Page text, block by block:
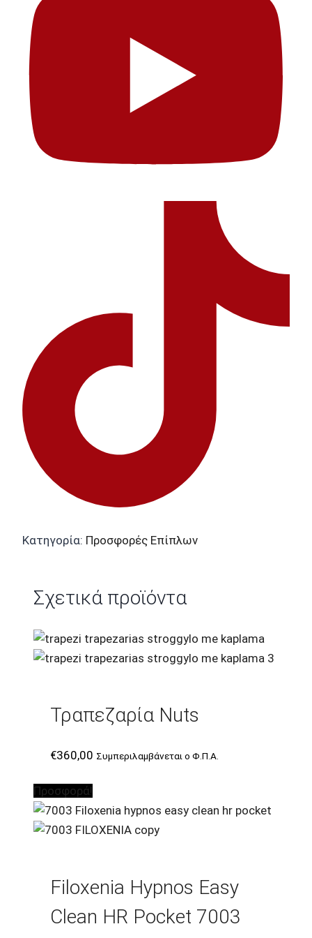
Κατηγορία: Προσφορές Επίπλων
Σχετικά προϊόντα
Τραπεζαρία Nuts
€360,00 Συμπεριλαμβάνεται ο Φ.Π.Α.
Προσφορά!
Filoxenia Hypnos Easy
Clean HR Pocket 7003